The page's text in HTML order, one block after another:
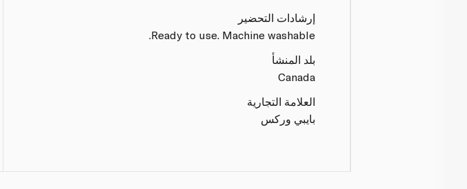
إرشادات التحضير
Ready to use. Machine washable.
بلد المنشأ
Canada
العلامة التجارية
بايبي وركس